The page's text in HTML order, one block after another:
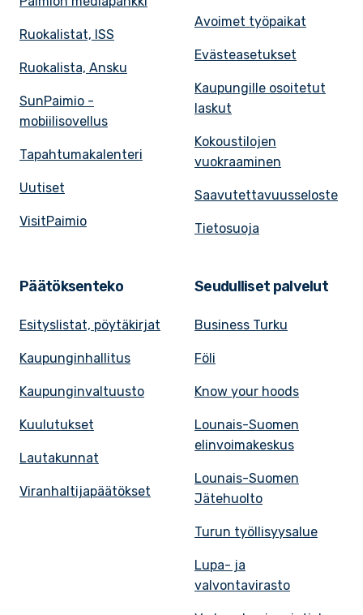
Ruokalistat, ISS
Ruokalista, Ansku
SunPaimio -
mobiilisovellus
Tapahtumakalenteri
Uutiset
VisitPaimio
Avoimet työpaikat
Evästeasetukset
Kaupungille osoitetut
laskut
Kokoustilojen
vuokraaminen
Saavutettavuusseloste
Tietosuoja
Päätöksenteko
Esityslistat, pöytäkirjat
Kaupunginhallitus
Kaupunginvaltuusto
Kuulutukset
Lautakunnat
Viranhaltijapäätökset
Seudulliset palvelut
Business Turku
Föli
Know your hoods
Lounais-Suomen
elinvoimakeskus
Lounais-Suomen
Jätehuolto
Turun työllisyysalue
Lupa- ja
valvontavirasto